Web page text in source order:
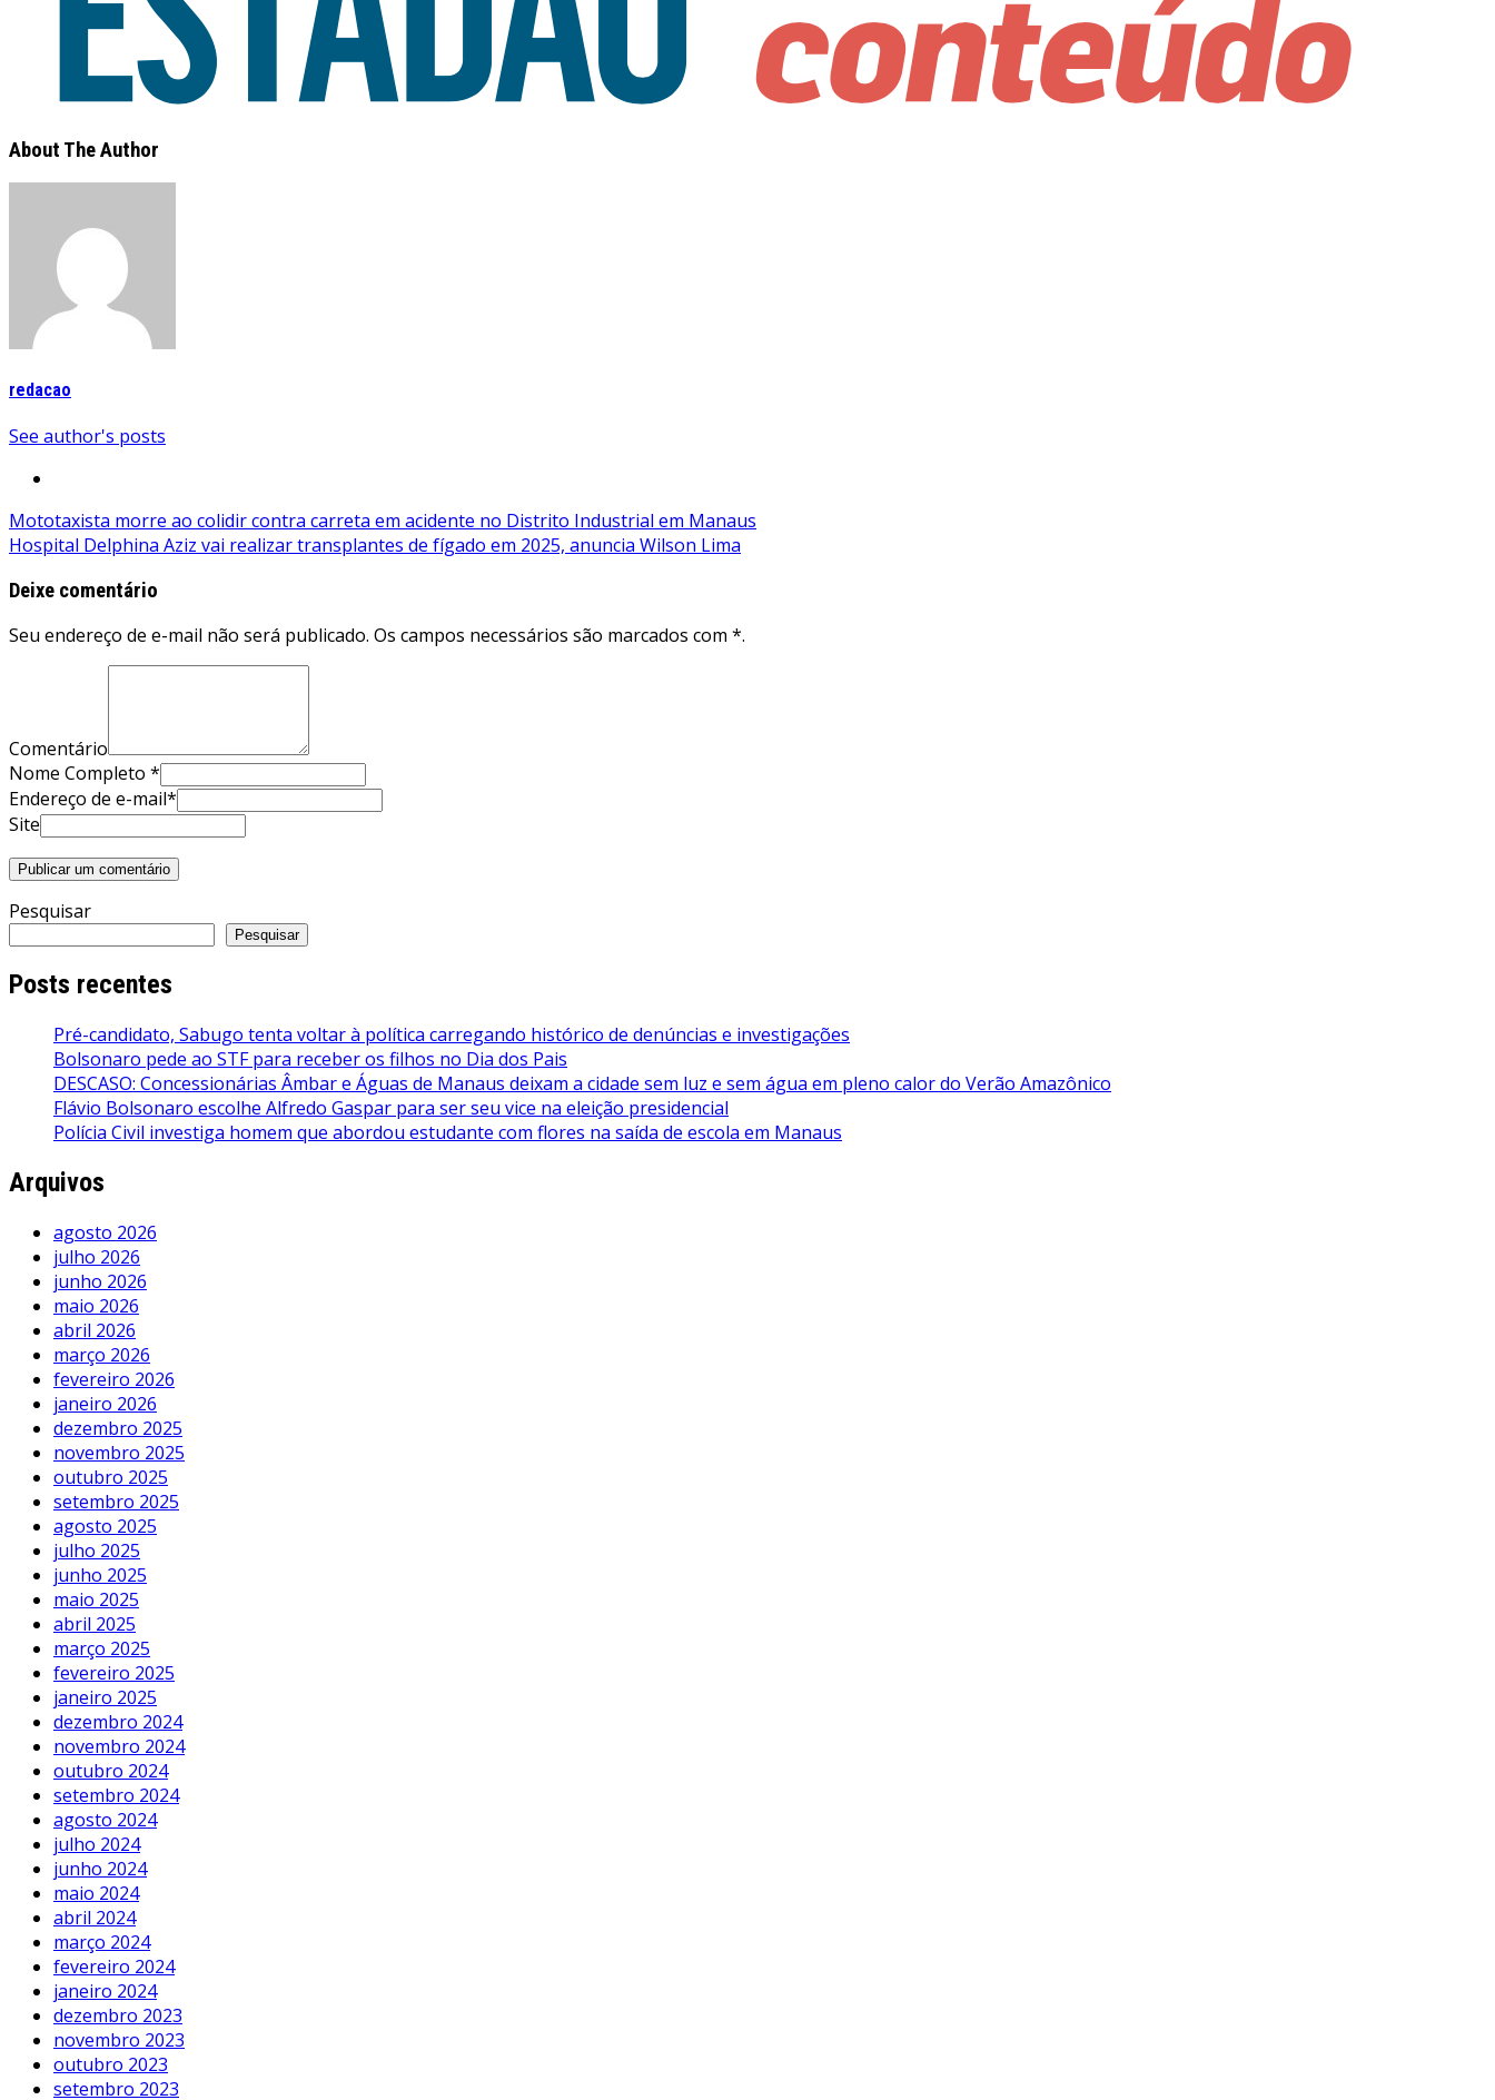
About The Author
redacao
See author's posts
Navegação
de
Post
Mototaxista morre ao colidir contra carreta em acidente no Distrito Industrial em Manaus
Hospital Delphina Aziz vai realizar transplantes de fígado em 2025, anuncia Wilson Lima
Deixe comentário
Seu endereço de e-mail não será publicado. Os campos necessários são marcados com *.
Comentário
Nome Completo *
Endereço de e-mail*
Site
Pesquisar
Pesquisar
Posts recentes
Pré-candidato, Sabugo tenta voltar à política carregando histórico de denúncias e investigações
Bolsonaro pede ao STF para receber os filhos no Dia dos Pais
DESCASO: Concessionárias Âmbar e Águas de Manaus deixam a cidade sem luz e sem água em pleno calor do Verão Amazônico
Flávio Bolsonaro escolhe Alfredo Gaspar para ser seu vice na eleição presidencial
Polícia Civil investiga homem que abordou estudante com flores na saída de escola em Manaus
Arquivos
agosto 2026
julho 2026
junho 2026
maio 2026
abril 2026
março 2026
fevereiro 2026
janeiro 2026
dezembro 2025
novembro 2025
outubro 2025
setembro 2025
agosto 2025
julho 2025
junho 2025
maio 2025
abril 2025
março 2025
fevereiro 2025
janeiro 2025
dezembro 2024
novembro 2024
outubro 2024
setembro 2024
agosto 2024
julho 2024
junho 2024
maio 2024
abril 2024
março 2024
fevereiro 2024
janeiro 2024
dezembro 2023
novembro 2023
outubro 2023
setembro 2023